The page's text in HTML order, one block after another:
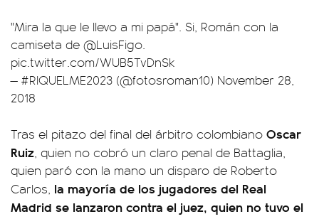
"Mira la que le llevo a mi papá". Si, Román con la
camiseta de @LuisFigo.
pic.twitter.com/WUB5TvDnSk
— #RIQUELME2023 (@fotosroman10) November 28,
2018
Tras el pitazo del final del árbitro colombiano Oscar
Ruiz, quien no cobró un claro penal de Battaglia,
quien paró con la mano un disparo de Roberto
Carlos, la mayoría de los jugadores del Real
Madrid se lanzaron contra el juez, quien no tuvo el